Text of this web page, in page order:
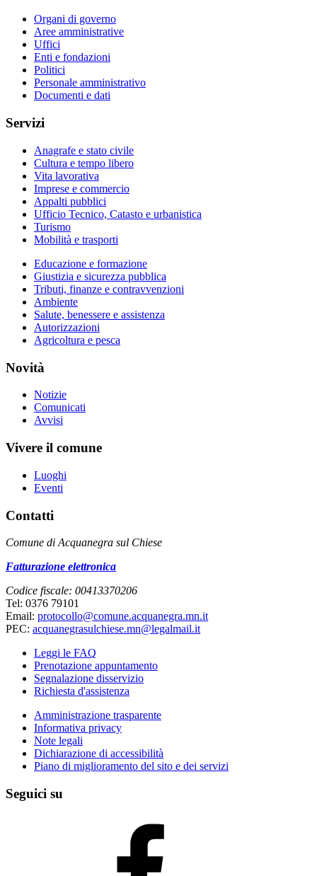
Organi di governo
Aree amministrative
Uffici
Enti e fondazioni
Politici
Personale amministrativo
Documenti e dati
Servizi
Anagrafe e stato civile
Cultura e tempo libero
Vita lavorativa
Imprese e commercio
Appalti pubblici
Ufficio Tecnico, Catasto e urbanistica
Turismo
Mobilità e trasporti
Educazione e formazione
Giustizia e sicurezza pubblica
Tributi, finanze e contravvenzioni
Ambiente
Salute, benessere e assistenza
Autorizzazioni
Agricoltura e pesca
Novità
Notizie
Comunicati
Avvisi
Vivere il comune
Luoghi
Eventi
Contatti
Comune di Acquanegra sul Chiese
Fatturazione elettronica
Codice fiscale: 00413370206
Tel: 0376 79101
Email: protocollo@comune.acquanegra.mn.it
PEC: acquanegrasulchiese.mn@legalmail.it
Leggi le FAQ
Prenotazione appuntamento
Segnalazione disservizio
Richiesta d'assistenza
Amministrazione trasparente
Informativa privacy
Note legali
Dichiarazione di accessibilità
Piano di miglioramento del sito e dei servizi
Seguici su